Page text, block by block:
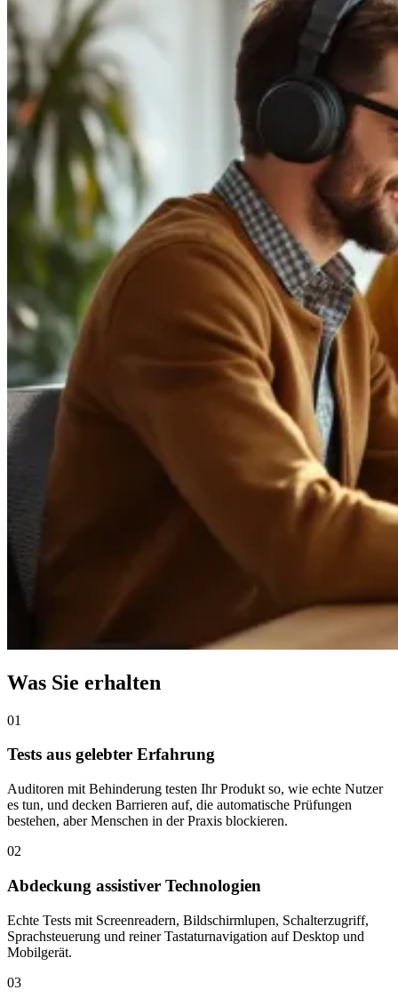
Was Sie erhalten
01
Tests aus gelebter Erfahrung
Auditoren mit Behinderung testen Ihr Produkt so, wie echte Nutzer
es tun, und decken Barrieren auf, die automatische Prüfungen
bestehen, aber Menschen in der Praxis blockieren.
02
Abdeckung assistiver Technologien
Echte Tests mit Screenreadern, Bildschirmlupen, Schalterzugriff,
Sprachsteuerung und reiner Tastaturnavigation auf Desktop und
Mobilgerät.
03